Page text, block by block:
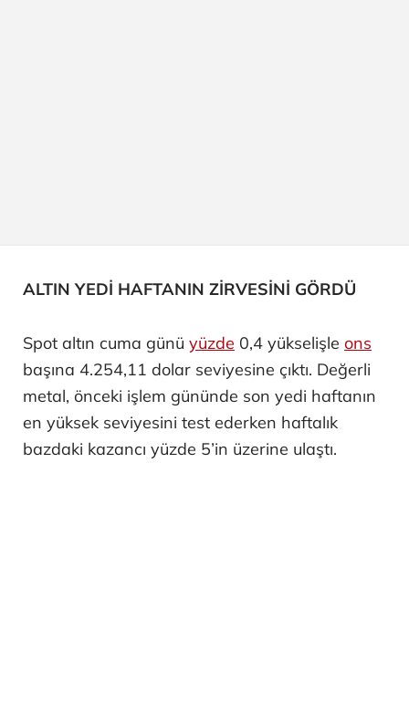
ALTIN YEDİ HAFTANIN ZİRVESİNİ GÖRDÜ
Spot altın cuma günü yüzde 0,4 yükselişle ons
başına 4.254,11 dolar seviyesine çıktı. Değerli
metal, önceki işlem gününde son yedi haftanın
en yüksek seviyesini test ederken haftalık
bazdaki kazancı yüzde 5’in üzerine ulaştı.